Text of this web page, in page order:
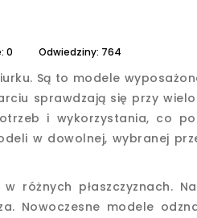
0 Odwiedziny: 764
Są to modele
sprawdzają się przy
i wykorzystania, co
w dowolnej, wybranej
różnych płaszczyznach.
Nowoczesne modele